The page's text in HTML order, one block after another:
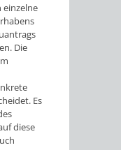
einzelne
Die
Es
diese